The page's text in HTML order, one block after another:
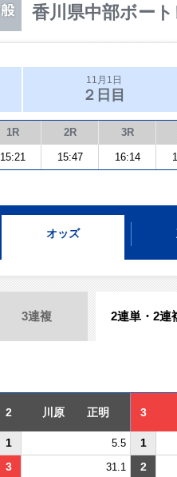
香川県中部ボー
11月1日
２日目
1R 2R 3R
15:21 15:47 16:14
オッズ
3連複 2連単・2連
2 川原 正明 3
1 5.5
1
3 31.1
2